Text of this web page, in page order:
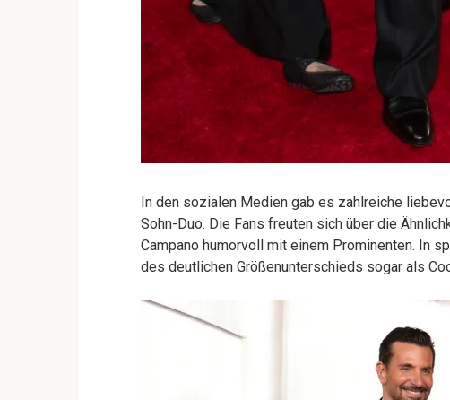
In den sozialen Medien gab es zahlreiche
Sohn-Duo. Die Fans freuten sich über die
Campano humorvoll mit einem Prominenten. In
des deutlichen Größenunterschieds sogar als